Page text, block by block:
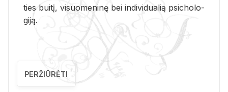
ties bui­tį, vi­suo­me­ni­nę bei in­di­vi­dua­lią psi­cho­lo­
gi­ją.
PERŽIŪRĖTI